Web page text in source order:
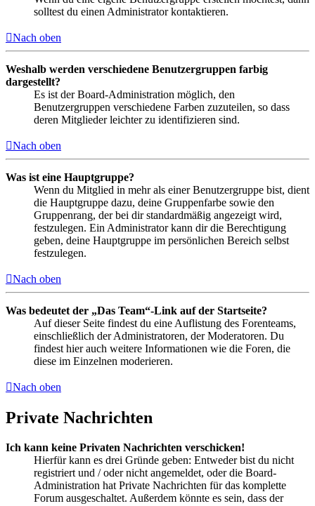
solltest du einen Administrator kontaktieren.
Nach oben
Weshalb werden verschiedene Benutzergruppen farbig
dargestellt?
Es ist der Board-Administration möglich, den
Benutzergruppen verschiedene Farben zuzuteilen, so dass
deren Mitglieder leichter zu identifizieren sind.
Nach oben
Was ist eine Hauptgruppe?
Wenn du Mitglied in mehr als einer Benutzergruppe bist, dient
die Hauptgruppe dazu, deine Gruppenfarbe sowie den
Gruppenrang, der bei dir standardmäßig angezeigt wird,
festzulegen. Ein Administrator kann dir die Berechtigung
geben, deine Hauptgruppe im persönlichen Bereich selbst
festzulegen.
Nach oben
Was bedeutet der „Das Team“-Link auf der Startseite?
Auf dieser Seite findest du eine Auflistung des Forenteams,
einschließlich der Administratoren, der Moderatoren. Du
findest hier auch weitere Informationen wie die Foren, die
diese im Einzelnen moderieren.
Nach oben
Private Nachrichten
Ich kann keine Privaten Nachrichten verschicken!
Hierfür kann es drei Gründe geben: Entweder bist du nicht
registriert und / oder nicht angemeldet, oder die Board-
Administration hat Private Nachrichten für das komplette
Forum ausgeschaltet. Außerdem könnte es sein, dass der